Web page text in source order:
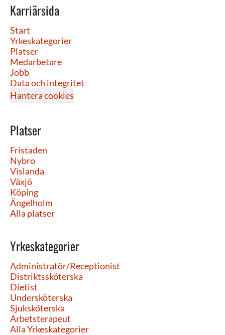
Karriärsida
Start
Yrkeskategorier
Platser
Medarbetare
Jobb
Data och integritet
Hantera cookies
Platser
Fristaden
Nybro
Vislanda
Växjö
Köping
Ängelholm
Alla platser
Yrkeskategorier
Administratör/Receptionist
Distriktssköterska
Dietist
Undersköterska
Sjuksköterska
Arbetsterapeut
Alla Yrkeskategorier